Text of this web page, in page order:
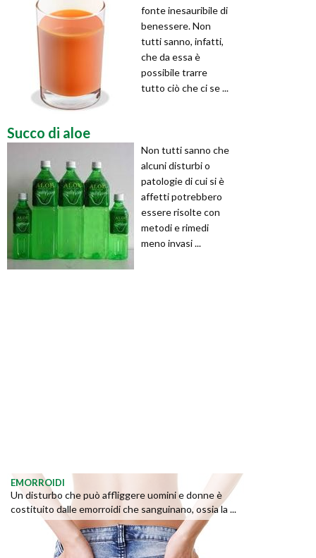
fonte inesauribile di
benessere. Non
tutti sanno, infatti,
che da essa è
possibile trarre
tutto ciò che ci se ...
Succo di aloe
Non tutti sanno che
alcuni disturbi o
patologie di cui si è
affetti potrebbero
essere risolte con
metodi e rimedi
meno invasi ...
EMORROIDI
Un disturbo che può affliggere uomini e donne è
costituito dalle emorroidi che sanguinano, ossia la ...